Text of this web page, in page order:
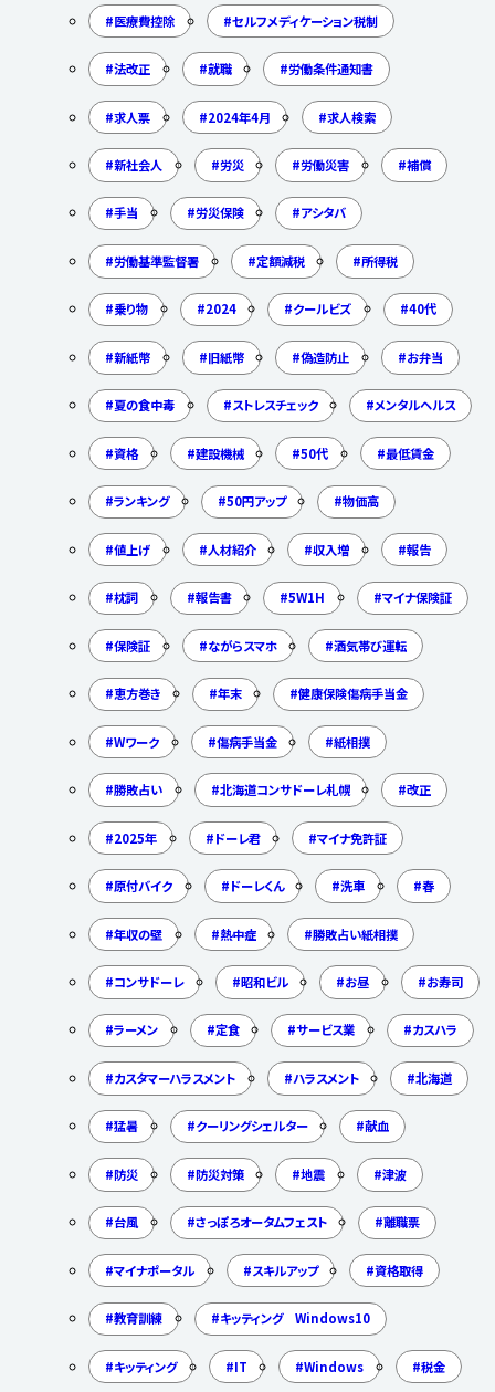
医療費控除 セルフメディケーション税制
法改正 就職 労働条件通知書
求人票 2024年4月 求人検索
新社会人 労災 労働災害 補償
手当 労災保険 アシタバ
労働基準監督署 定額減税 所得税
乗り物 2024 クールビズ 40代
新紙幣 旧紙幣 偽造防止 お弁当
夏の食中毒 ストレスチェック メンタルヘルス
資格 建設機械 50代 最低賃金
ランキング 50円アップ 物価高
値上げ 人材紹介 収入増 報告
枕詞 報告書 5W1H マイナ保険証
保険証 ながらスマホ 酒気帯び運転
恵方巻き 年末 健康保険傷病手当金
Wワーク 傷病手当金 紙相撲
勝敗占い 北海道コンサドーレ札幌 改正
2025年 ドーレ君 マイナ免許証
原付バイク ドーレくん 洗車 春
年収の壁 熱中症 勝敗占い紙相撲
コンサドーレ 昭和ビル お昼 お寿司
ラーメン 定食 サービス業 カスハラ
カスタマーハラスメント ハラスメント 北海道
猛暑 クーリングシェルター 献血
防災 防災対策 地震 津波
台風 さっぽろオータムフェスト 離職票
マイナポータル スキルアップ 資格取得
教育訓練 キッティング Windows10
キッティング IT Windows 税金